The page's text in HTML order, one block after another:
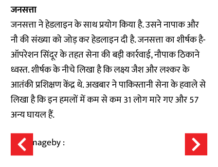
जनसत्ता
जनसत्ता ने हेडलाइन के साथ प्रयोग किया है. उसने नापाक और
नौ की संख्या को जोड़ कर हेडलाइन दी है. जनसत्ता का शीर्षक है-
ऑपरेशन सिंदूर के तहत सेना की बड़ी कार्रवाई, नौपाक ठिकाने
ध्वस्त. शीर्षक के नीचे लिखा है कि लक्ष्य जैश और लश्कर के
आतंकी प्रशिक्षण केंद्र थे. अखबार ने पाकिस्तानी सेना के हवाले से
लिखा है कि इन हमलों में कम से कम 31 लोग मारे गए और 57
अन्य घायल हैं.